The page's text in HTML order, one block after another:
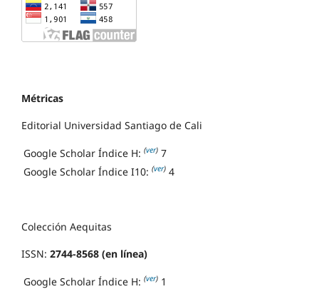
Métricas
Editorial Universidad Santiago de Cali
Google Scholar Índice H: (ver) 7
Google Scholar Índice I10: (ver) 4
Colección Aequitas
ISSN: 2744-8568 (en línea)
Google Scholar Índice H: (ver) 1